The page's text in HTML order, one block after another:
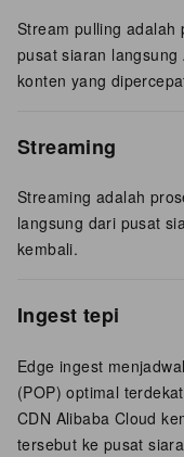
Stream pulling adalah
pusat siaran
konten yang
Streaming
Streaming adalah
langsung dari pusat
kembali.
Ingest tepi
Edge ingest
(POP) optimal
CDN Alibaba Cloud
tersebut ke pusat